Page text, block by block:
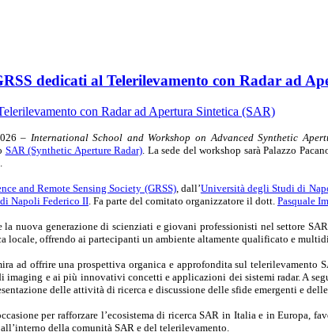
dedicati al Telerilevamento con Radar ad
– International School and Workshop on Advanced Synthetic
SAR (Synthetic Aperture Radar) . La sede del workshop sarà Palazzo
and Remote Sensing Society (GRSS), dall’Università degli Studi di
Napoli Federico II . Fa parte del comitato organizzatore il dott. Pasquale
la nuova generazione di scienziati e giovani professionisti nel settore
offrendo ai partecipanti un ambiente altamente qualificato e
ad offrire una prospettiva organica e approfondita sul telerilevamento
e ai più innovativi concetti e applicazioni dei sistemi radar. A
delle attività di ricerca e discussione delle sfide emergenti e
per rafforzare l’ecosistema di ricerca SAR in Italia e in
della comunità SAR e del telerilevamento.